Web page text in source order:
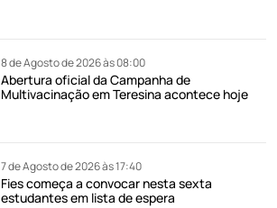
8 de Agosto de 2026 às 08:00
Abertura oficial da Campanha de
Multivacinação em Teresina acontece hoje
7 de Agosto de 2026 às 17:40
Fies começa a convocar nesta sexta
estudantes em lista de espera